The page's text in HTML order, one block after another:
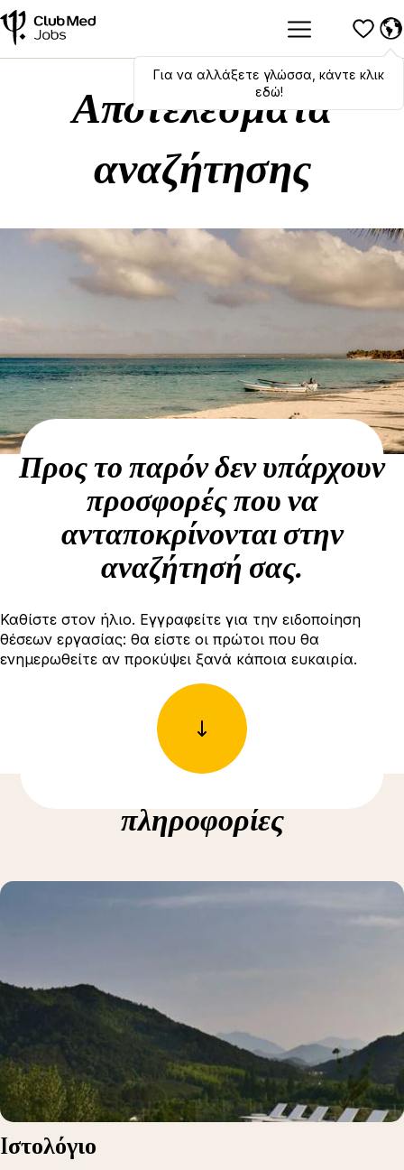
Hola,bonjour ,ciao! To switch
languages, click here!
Για να αλλάξετε γλώσσα, κάντε κλικ
εδώ!
Αποτελέσματα
αναζήτησης
Προς το παρόν δεν υπάρχουν
προσφορές που να
ανταποκρίνονται στην
αναζήτησή σας.
Καθίστε στον ήλιο. Εγγραφείτε για την ειδοποίηση
θέσεων εργασίας: θα είστε οι πρώτοι που θα
ενημερωθείτε αν προκύψει ξανά κάποια ευκαιρία.
πληροφορίες
Iστολόγιο